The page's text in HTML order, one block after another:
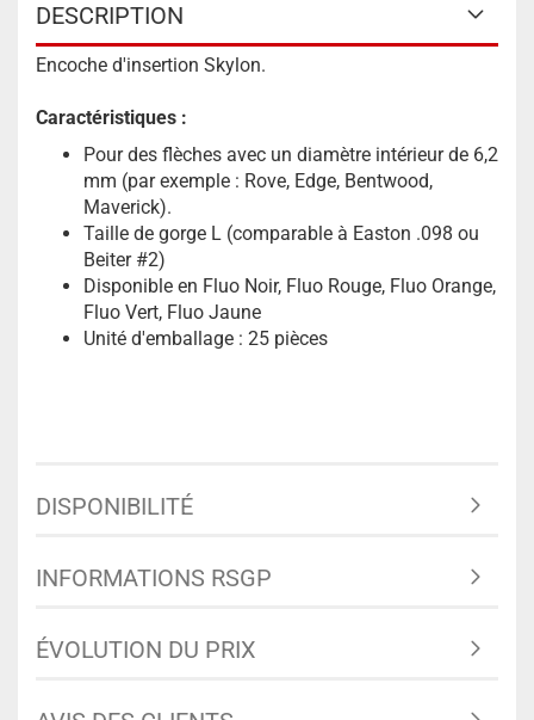
DESCRIPTION
Encoche d'insertion Skylon.
Caractéristiques :
Pour des flèches avec un diamètre intérieur de 6,2
mm (par exemple : Rove, Edge, Bentwood,
Maverick).
Taille de gorge L (comparable à Easton .098 ou
Beiter #2)
Disponible en Fluo Noir, Fluo Rouge, Fluo Orange,
Fluo Vert, Fluo Jaune
Unité d'emballage : 25 pièces
DISPONIBILITÉ
INFORMATIONS RSGP
ÉVOLUTION DU PRIX